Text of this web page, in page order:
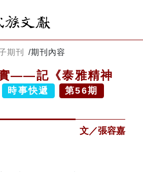
網站導覽
客服諮詢
期刊 /期刊內容
——記《泰雅精神
時事快遞 第56期
文／張容嘉